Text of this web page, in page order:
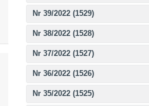
Nr 39/2022 (1529)
Nr 38/2022 (1528)
Nr 37/2022 (1527)
Nr 36/2022 (1526)
Nr 35/2022 (1525)